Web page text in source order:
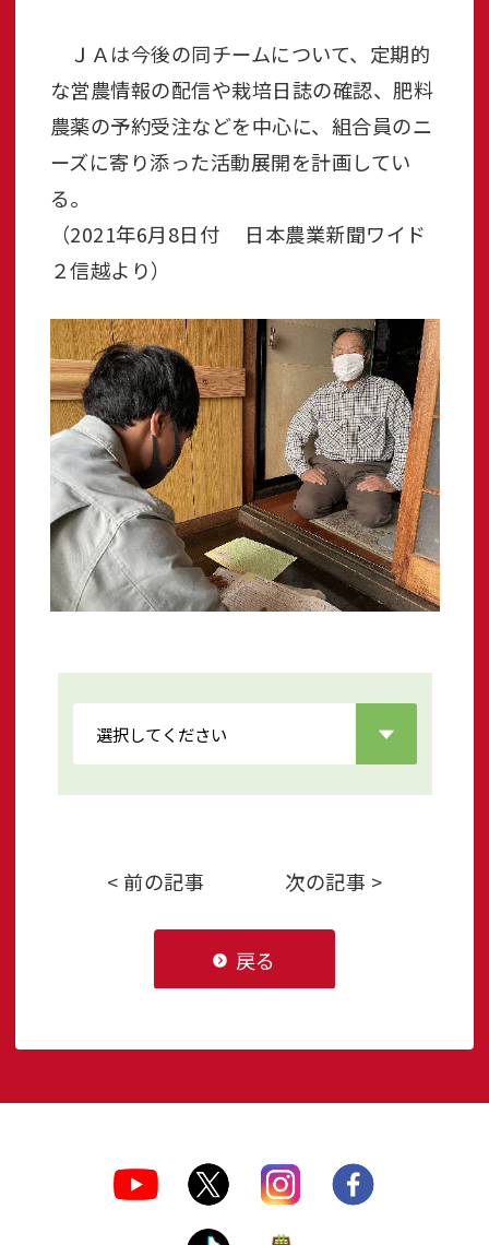
ＪＡは今後の同チームについて、定期的
な営農情報の配信や栽培日誌の確認、肥料
農薬の予約受注などを中心に、組合員のニ
ーズに寄り添った活動展開を計画してい
る。
（2021年6月8日付 日本農業新聞ワイド
２信越より）
< 前の記事 次の記事 >
戻る